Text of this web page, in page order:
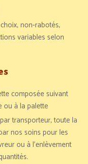
choix, non-rabotés,
variables selon
composée suivant
ou à la palette
transporteur, toute la
nos soins pour les
ou à l’enlèvement